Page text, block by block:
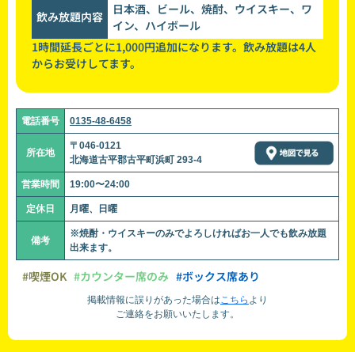
飲み放題内容
日本酒、ビール、焼酎、ウイスキー、ワ
イン、ハイボール
1時間延長ごとに1,000円追加になります。飲み放題は4人
からお受けしてます。
電話番号 0135-48-6458
所在地
〒046-0121
北海道古平郡古平町浜町 293-4
営業時間 19:00〜24:00
定休日 月曜、日曜
備考
※焼酎・ウイスキーのみでよろしければお一人でも飲み放題
出来ます。
#喫煙OK #カウンター席のみ #ボックス席あり
掲載情報に誤りがあった場合はこちら より
ご連絡をお願いいたします。